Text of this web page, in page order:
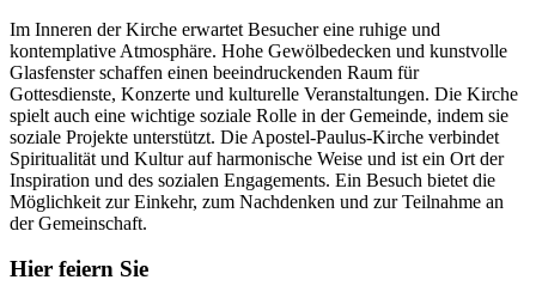
Im Inneren der Kirche erwartet Besucher eine ruhige und
kontemplative Atmosphäre. Hohe Gewölbedecken und kunstvolle
Glasfenster schaffen einen beeindruckenden Raum für
Gottesdienste, Konzerte und kulturelle Veranstaltungen. Die Kirche
spielt auch eine wichtige soziale Rolle in der Gemeinde, indem sie
soziale Projekte unterstützt. Die Apostel-Paulus-Kirche verbindet
Spiritualität und Kultur auf harmonische Weise und ist ein Ort der
Inspiration und des sozialen Engagements. Ein Besuch bietet die
Möglichkeit zur Einkehr, zum Nachdenken und zur Teilnahme an
der Gemeinschaft.
Hier feiern Sie